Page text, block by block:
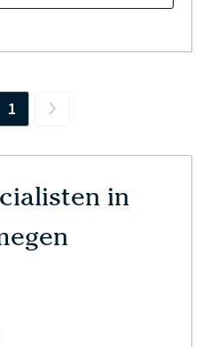
1 Next
in